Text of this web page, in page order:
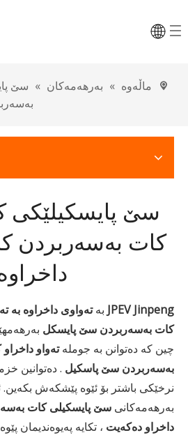
ماڵەوە » بەرهەمەکان » سێ
سێ پایسکیلێکی
کات بەسەربردن
JPEV Jinpeng بەتەواوی داخراوە بە
کات بەسەربردن سێ پایسکل
چین کە دەتوانن بە جوملەتەواو
بەسەربردن سێ پاسکیل . دەتوانین
نرخێکی باشتر بۆ ئێوە پێشکەش بکەین.
بەرهەمەکانی سێ پایسکیلی کات
داخراو دەکەیت ، تکایە پەیوەندیمان